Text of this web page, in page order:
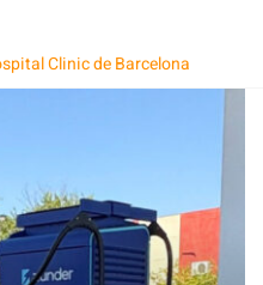
Clinic de Barcelona